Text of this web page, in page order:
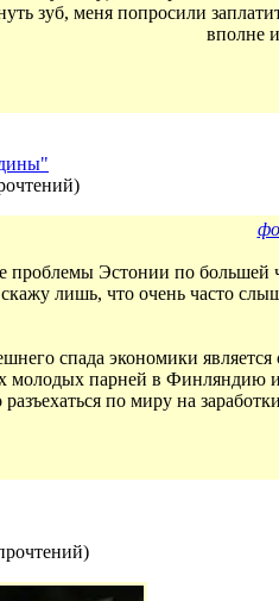
зуб, меня попросили
вполне
)
проблемы Эстонии по
лишь, что очень часто
спада экономики
молодых парней в Финляндию
по миру на
)